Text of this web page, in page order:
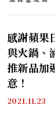
感謝蘋
與火鍋、
推新品加
意！
2021.11.23